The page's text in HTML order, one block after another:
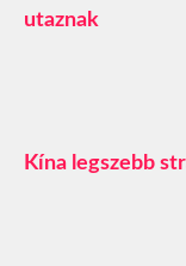
utaznak
Kína legszebb